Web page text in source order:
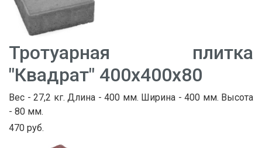
Тротуарная плитка
"Квадрат" 400х400х80
Вес - 27,2 кг. Длина - 400 мм. Ширина - 400 мм. Высота
- 80 мм.
470 руб.